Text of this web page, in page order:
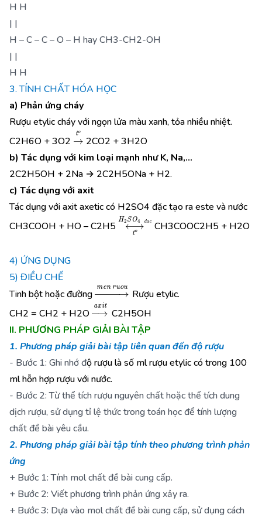
H H
| |
H – C – C – O – H hay CH3-CH2-OH
| |
H H
3. TÍNH CHẤT HÓA HỌC
a) Phản ứng cháy
Rượu etylic cháy với ngọn lửa màu xanh, tỏa nhiều nhiệt.
C2H6O + 3O2 → to
2CO2 + 3H2O
b) Tác dụng với kim loại mạnh như K, Na,...
2C2H5OH + 2Na → 2C2H5ONa + H2.
c) Tác dụng với axit
Tác dụng với axit axetic có H2SO4 đặc tạo ra este và nước
CH3COOH + HO – C2H5⟷H2SO4dacto
CH3COOC­2H5 + H2O
4) ỨNG DỤNG
5) ĐIỀU CHẾ
Tinh bột hoặc đường →menr uou
Rượu etylic.
CH2 = CH2 + H2O→a xit
C2H5OH
II. PHƯƠNG PHÁP GIẢI BÀI TẬP
1. Phương pháp giải bài tập liên quan đến độ rượu
- Bước 1: Ghi nhớ độ rượu là số ml rượu etylic có trong 100
ml hỗn hợp rượu với nước.
- Bước 2: Từ thể tích rượu nguyên chất hoặc thể tích dung
dịch rượu, sử dụng tỉ lệ thức trong toán học để tính lượng
chất đề bài yêu cầu.
2. Phương pháp giải bài tập tính theo phương trình phản
ứng
+ Bước 1: Tính mol chất đề bài cung cấp.
+ Bước 2: Viết phương trình phản ứng xảy ra.
+ Bước 3: Dựa vào mol chất đề bài cung cấp, sử dụng cách